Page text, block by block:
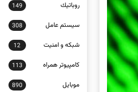
روباتيك 149
سيستم عامل 308
شبكه و امنيت 12
كامپيوتر همراه 113
موبايل 890